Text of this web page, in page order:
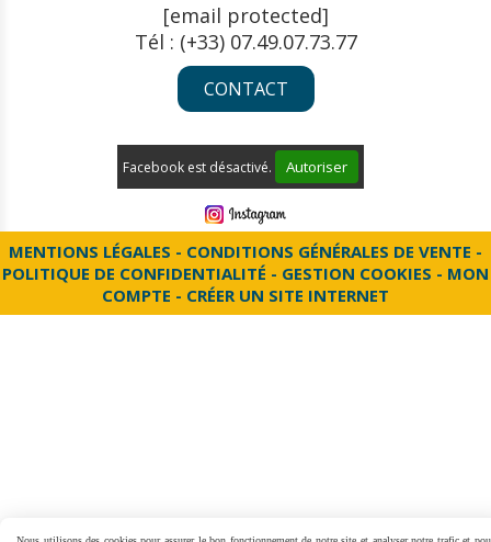
[email protected]
Tél : (+33) 07.49.07.73.77
CONTACT
Facebook est désactivé. Autoriser
MENTIONS LÉGALES
CONDITIONS GÉNÉRALES DE VENTE
POLITIQUE DE CONFIDENTIALITÉ
GESTION COOKIES
MON
COMPTE
CRÉER UN SITE INTERNET